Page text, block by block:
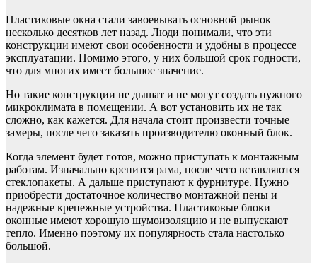
Пластиковые окна стали завоевывать основной рынок
несколько десятков лет назад. Люди понимали, что эти
конструкции имеют свои особенности и удобны в процессе
эксплуатации. Помимо этого, у них большой срок годности,
что для многих имеет большое значение.
Но такие конструкции не дышат и не могут создать нужного
микроклимата в помещении. А вот установить их не так
сложно, как кажется. Для начала стоит произвести точные
замеры, после чего заказать производителю оконный блок.
Когда элемент будет готов, можно приступать к монтажным
работам. Изначально крепится рама, после чего вставляются
стеклопакеты. А дальше приступают к фурнитуре. Нужно
приобрести достаточное количество монтажной пены и
надежные крепежные устройства. Пластиковые блоки
оконные имеют хорошую шумоизоляцию и не выпускают
тепло. Именно поэтому их популярность стала настолько
большой.